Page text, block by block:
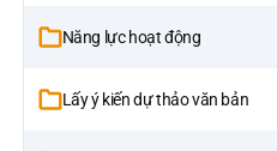
Năng lực hoạt động
Lấy ý kiến dự thảo văn bản